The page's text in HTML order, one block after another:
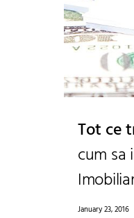
Tot ce
cum sa
January 23, 2016